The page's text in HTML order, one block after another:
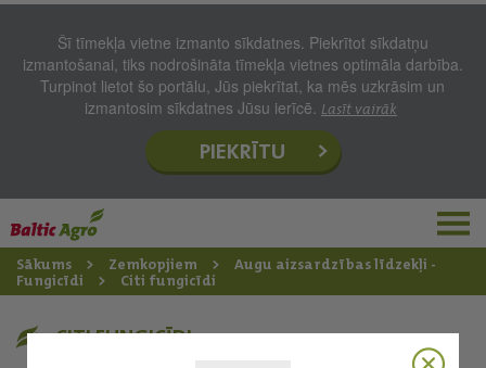
Šī tīmekļa vietne izmanto sīkdatnes. Piekrītot sīkdatņu
izmantošanai, tiks nodrošināta tīmekļa vietnes optimāla darbība.
Turpinot lietot šo portālu, Jūs piekrītat, ka mēs uzkrāsim un
izmantosim sīkdatnes Jūsu ierīcē. Lasīt vairāk
PIEKRĪTU
Sākums Zemkopjiem
Augu aizsardzības līdzekļi -
Fungicīdi
Citi fungicīdi
CITI FUNGICĪDI